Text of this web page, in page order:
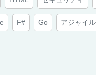
F# Go アジャイル